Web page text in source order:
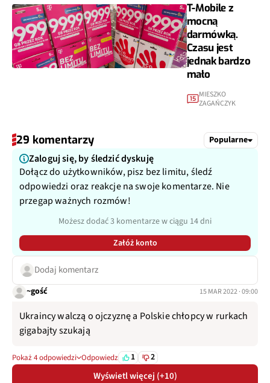
T-Mobile z
mocną
darmówką.
Czasu jest
jednak bardzo
mało
15 MIESZKO
ZAGAŃCZYK
29 komentarzy Popularne
Zaloguj się, by śledzić dyskuję
Dołącz do użytkowników, pisz bez limitu, śledź
odpowiedzi oraz reakcje na swoje komentarze. Nie
przegap ważnych rozmów!
Możesz dodać 3 komentarze w ciągu 14 dni
Załóż konto
Dodaj komentarz
~gość 15 MAR 2022 · 09:00
Ukraincy walczą o ojczyznę a Polskie chłopcy w rurkach
gigabajty szukają
Pokaż 4 odpowiedzi Odpowiedz 1 2
Wyświetl więcej (+10)